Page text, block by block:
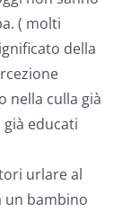
( molti
della
nella culla già
educati
urlare al
un bambino